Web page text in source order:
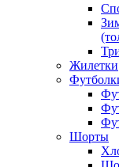
Жилетки
Шорты